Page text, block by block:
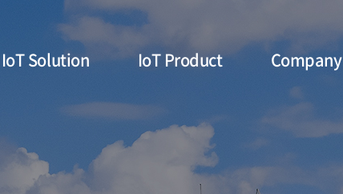
IoT Solution IoT Product Company